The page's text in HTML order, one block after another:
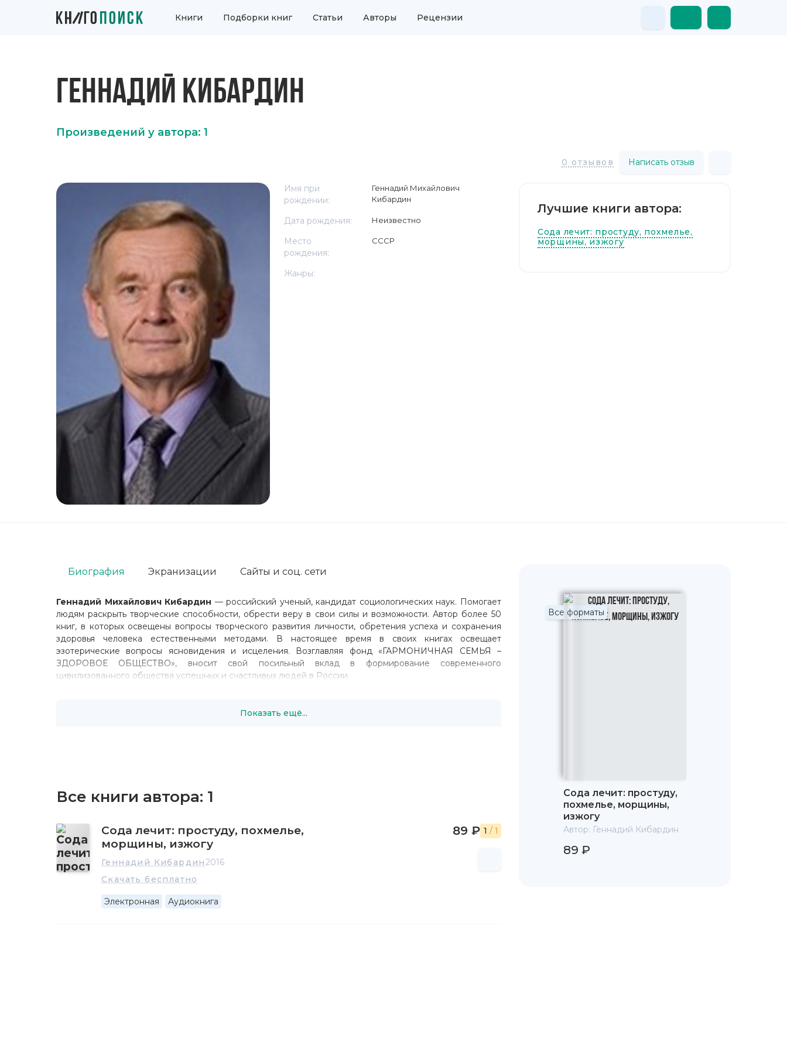
Книги Подборки книг Статьи Авторы Рецензии
ГЕННАДИЙ КИБАРДИН
Произведений у автора: 1
0 отзывов Написать отзыв
Имя при
рождении:
Геннадий Михайлович
Кибардин
Дата рождения: Неизвестно
Место
рождения:
СССР
Жанры:
Лучшие книги автора:
Сода лечит: простуду, похмелье,
морщины, изжогу
Геннадий Михайлович Кибардин — российский ученый, кандидат социологических наук. Помогает
людям раскрыть творческие способности, обрести веру в свои силы и возможности. Автор более 50
книг, в которых освещены вопросы творческого развития личности, обретения успеха и сохранения
здоровья человека естественными методами. В настоящее время в своих книгах освещает
эзотерические вопросы ясновидения и исцеления. Возглавляя фонд «ГАРМОНИЧНАЯ СЕМЬЯ –
ЗДОРОВОЕ ОБЩЕСТВО», вносит свой посильный вклад в формирование современного
цивилизованного общества успешных и счастливых людей в России.
Показать ещё...
Биография Экранизации Сайты и соц. сети
Все книги автора: 1
Сода лечит: простуду, похмелье,
морщины, изжогу
Геннадий Кибардин2016
Скачать бесплатно
Электронная Аудиокнига
89 ₽ 1 / 1
Все форматы
Сода лечит: простуду,
похмелье, морщины,
изжогу
Автор: Геннадий Кибардин
89 ₽